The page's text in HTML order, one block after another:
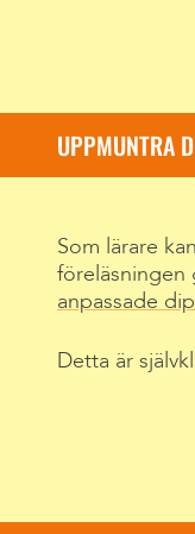
UPPMUNTRA
Som lärare
föreläsningen
anpassade
Detta är